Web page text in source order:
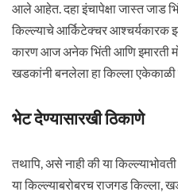
आले आहेत. दहा इंचापेक्षा जास्त जाड
किल्ल्याचे आर्किटेक्चर आश्चर्यकारक
कारण आज अनेक भिंती आणि इमारती
खडकांनी बनलेला हा किल्ला एकेकाळी
भेट देण्यासारखी ठिकाणे
तथापि, असे नाही की या
या किल्ल्याबरोबरच राजगड